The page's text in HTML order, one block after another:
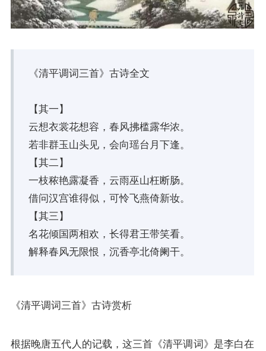
《清平调词三首》古诗全文
【其一】
云想衣裳花想容，春风拂槛露华浓。
若非群玉山头见，会向瑶台月下逢。
【其二】
一枝秾艳露凝香，云雨巫山枉断肠。
借问汉宫谁得似，可怜飞燕倚新妆。
【其三】
名花倾国两相欢，长得君王带笑看。
解释春风无限恨，沉香亭北倚阑干。
《清平调词三首》古诗赏析
根据晚唐五代人的记载，这三首《清平调词》是李白在